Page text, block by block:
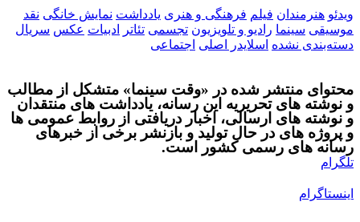
ویدئو هنرمندان فیلم فرهنگی و هنری یادداشت نمایش خانگی نقد
موسیقی سینما رادیو و تلویزیون تجسمی تئاتر ادبیات عکس سریال
دسته‌بندی نشده اسلایدر اصلی اجتماعی
محتوای منتشر شده در «وقت سینما» متشکل از مطالب
و نوشته های تحریریه این رسانه، یادداشت های منتقدان
و نوشته های ارسالی، اخبار دریافتی از روابط عمومی ها
و پروژه های در حال تولید و بازنشر برخی از خبرهای
رسانه های رسمی کشور است.
تلگرام
اینستاگرام